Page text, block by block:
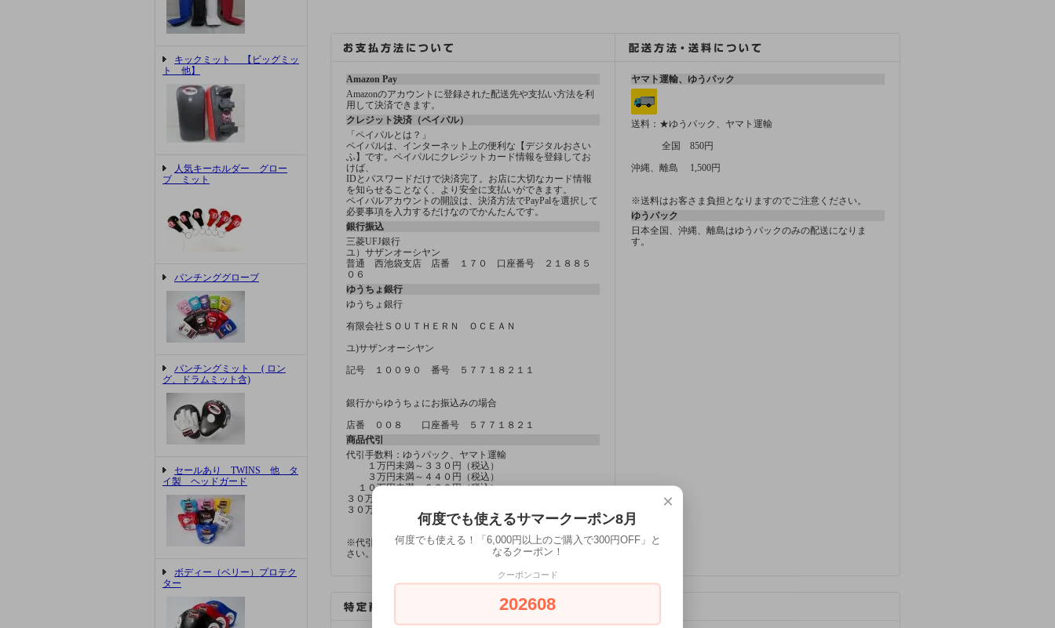
キックミット 【ビッグミッ
ト 他】
人気キーホルダー グロー
ブ ミット
パンチンググローブ
パンチングミット ( ロン
グ、ドラムミット含)
セールあり TWINS 他 タ
イ製 ヘッドガード
ボディー（ベリー）プロテク
ター
Amazon Pay
Amazonのアカウントに登録された配送先や支払い方法を利
用して決済できます。
クレジット決済（ペイパル）
「ペイパルとは？」
ペイパルは、インターネット上の便利な【デジタルおさい
ふ】です。ペイパルにクレジットカード情報を登録してお
けば、
IDとパスワードだけで決済完了。お店に大切なカード情報
を知らせることなく、より安全に支払いができます。
ペイパルアカウントの開設は、決済方法でPayPalを選択して
必要事項を入力するだけなのでかんたんです。
銀行振込
三菱UFJ銀行
ユ）サザンオーシヤン
普通 西池袋支店 店番 １７０ 口座番号 ２１８８５
０６
ゆうちょ銀行
ゆうちょ銀行
有限会社ＳＯＵＴＨＥＲＮ ＯＣＥＡＮ
ユ)サザンオーシヤン
記号 １００９０ 番号 ５７７１８２１１
銀行からゆうちょにお振込みの場合
店番 ００８ 口座番号 ５７７１８２１
商品代引
代引手数料：ゆうパック、ヤマト運輸
１万円未満～３３０円（税込）
３万円未満～４４０円（税込）
１０万円未満～６６０円（税込）
３０万円未満～１,１００円（税込）
３０万円以上 別途ご案内致します。
※代引き手数料はお客さま負担となりますのでご注意くだ
さい。
ヤマト運輸、ゆうパック
送料：★ゆうパック、ヤマト運輸
全国 850円
沖縄、離島 1,500円
※送料はお客さま負担となりますのでご注意ください。
ゆうパック
日本全国、沖縄、離島はゆうパックのみの配送になりま
す。
×
何度でも使えるサマークーポン8月
何度でも使える！「6,000円以上のご購入で300円OFF」と
なるクーポン！
クーポンコード
202608